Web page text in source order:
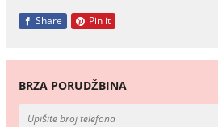
Share Pin it
BRZA PORUDŽBINA